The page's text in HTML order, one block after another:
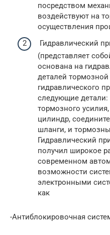
посредством
воздействуют на
осуществления
Гидравлический
(представляет
основана на
деталей
гидравлического
следующие детали:
тормозного
цилиндр,
шланги, и
Гидравлический
получил широкое
современном
возможности
электронными
как
-Антиблокировочная